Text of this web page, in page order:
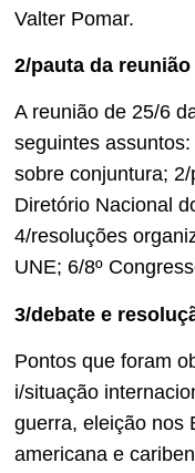
Valter Pomar.
2/pauta da reunião
A reunião de 25/6
seguintes
sobre conjuntura;
Diretório Nacional
4/resoluções
UNE; 6/8º
3/debate e
Pontos que foram
i/situação
guerra, eleição nos
americana e